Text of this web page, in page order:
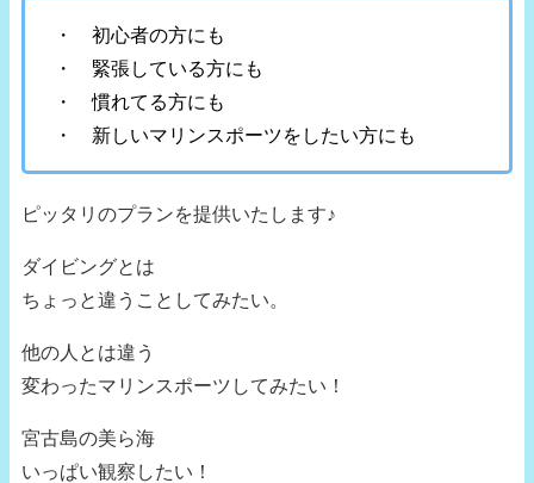
・ 初心者の方にも
・ 緊張している方にも
・ 慣れてる方にも
・ 新しいマリンスポーツをしたい方にも
ピッタリのプランを提供いたします♪
ダイビングとは
ちょっと違うことしてみたい。
他の人とは違う
変わったマリンスポーツしてみたい！
宮古島の美ら海
いっぱい観察したい！